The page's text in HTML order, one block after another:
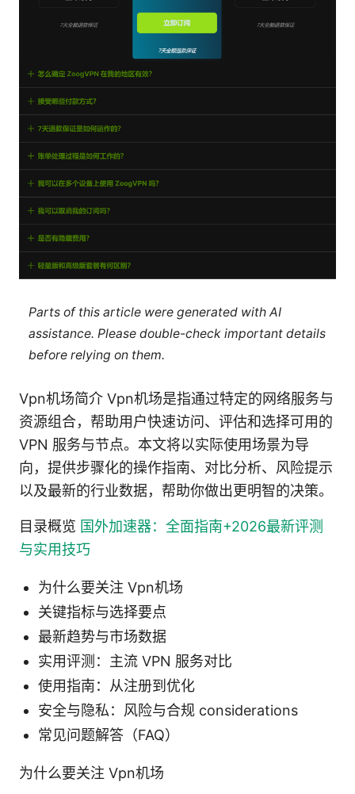
Parts of this article were generated with AI
assistance. Please double-check important details
before relying on them.
Vpn机场简介 Vpn机场是指通过特定的网络服务与
资源组合，帮助用户快速访问、评估和选择可用的
VPN 服务与节点。本文将以实际使用场景为导
向，提供步骤化的操作指南、对比分析、风险提示
以及最新的行业数据，帮助你做出更明智的决策。
目录概览 国外加速器：全面指南+2026最新评测
与实用技巧
为什么要关注 Vpn机场
关键指标与选择要点
最新趋势与市场数据
实用评测：主流 VPN 服务对比
使用指南：从注册到优化
安全与隐私：风险与合规 considerations
常见问题解答（FAQ）
为什么要关注 Vpn机场